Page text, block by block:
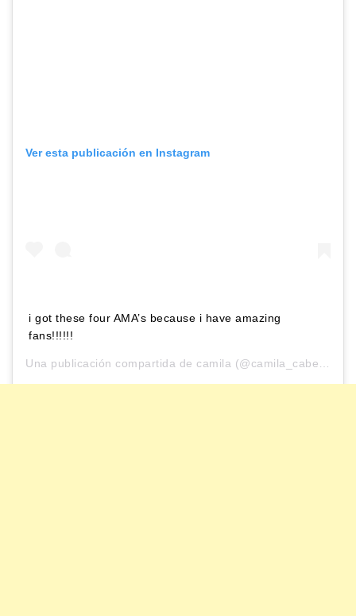
Ver esta publicación en Instagram
i got these four AMA’s because i have amazing
fans!!!!!!
Una publicación compartida de camila (@camila_cabello) el